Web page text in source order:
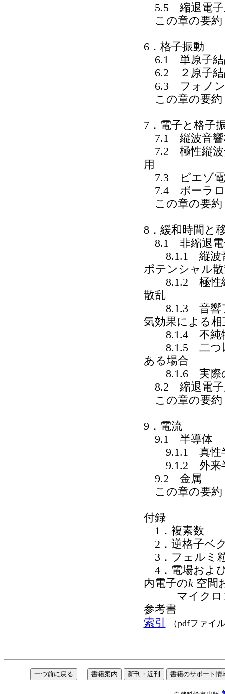
5.5 縮退電子
この章の要約
6．格子振動
6.1 単原子結
6.2 ２原子結
6.3 フォノ
この章の要約
7．電子と格子
7.1 縦波音響
7.2 極性縦波
用
7.3 ピエゾ電
7.4 ポーラ
この章の要約
8．緩和時間と
8.1 非縮退電
8.1.1 縦波音
ポテンシャル
8.1.2 極性縦
散乱
8.1.3 音響フ
気効果による相
8.1.4 不純
8.1.5 二つ以
ある場合
8.1.6 実際
8.2 縮退電子
この章の要約
9．電流
9.1 半導体
9.1.1 真性
9.1.2 外来
9.2 金属
この章の要約
付録
1．複素数
2．逆格子ベ
3．フェルミ
4．電場およ
内電子のk空間
マイクロコ
参考書
索引
（pdfファイ